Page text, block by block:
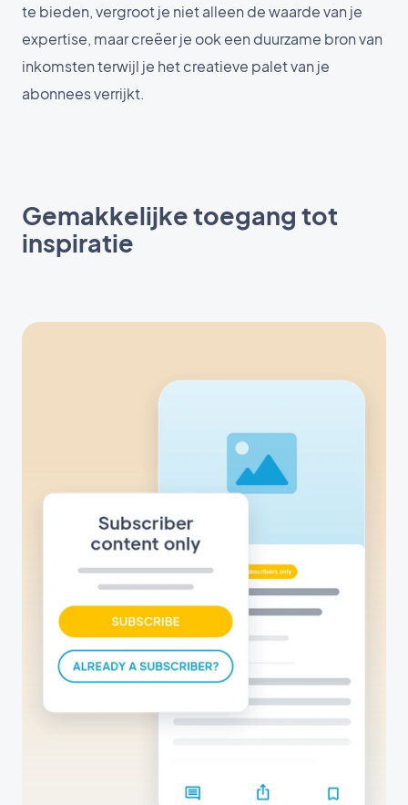
te bieden, vergroot je niet alleen de waarde van je
expertise, maar creëer je ook een duurzame bron van
inkomsten terwijl je het creatieve palet van je
abonnees verrijkt.
Gemakkelijke toegang tot
inspiratie